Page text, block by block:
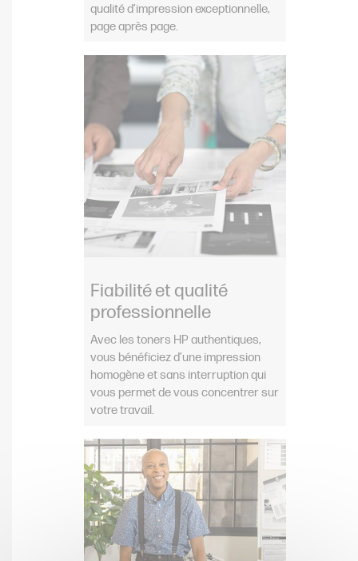
qualité d’impression exceptionnelle,
page après page.
Fiabilité et qualité
professionnelle
Avec les toners HP authentiques,
vous bénéficiez d’une impression
homogène et sans interruption qui
vous permet de vous concentrer sur
votre travail.